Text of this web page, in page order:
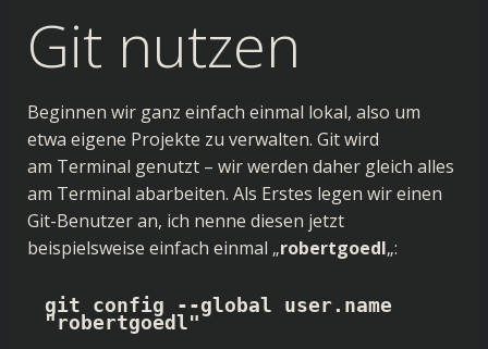
Git nutzen
Beginnen wir ganz einfach einmal lokal, also um
etwa eigene Projekte zu verwalten. Git wird
am Terminal genutzt – wir werden daher gleich alles
am Terminal abarbeiten. Als Erstes legen wir einen
Git-Benutzer an, ich nenne diesen jetzt
beispielsweise einfach einmal „robertgoedl„:
git config --global user.name
"robertgoedl"